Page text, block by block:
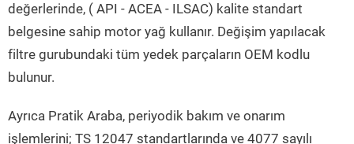
değerlerinde, ( API - ACEA - ILSAC) kalite standart
belgesine sahip motor yağ kullanır. Değişim yapılacak
filtre gurubundaki tüm yedek parçaların OEM kodlu
bulunur.
Ayrıca Pratik Araba, periyodik bakım ve onarım
işlemlerini; TS 12047 standartlarında ve 4077 sayılı